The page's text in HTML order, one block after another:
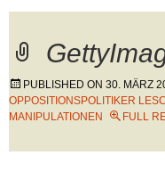
PUBLISHED ON 30. MÄRZ
OPPOSITIONSPOLITIKER
MANIPULATIONEN
FULL